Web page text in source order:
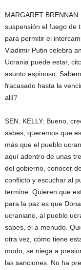
MARGARET
suspensión el fuego de
para permitir el
Vladimir Putin celebra
Ucrania puede estar,
asunto espinoso.
fracasado hasta la
allí?
SEN. KELLY: Bueno,
sabes, queremos que
más que el pueblo
aquí adentro de unas
del gobierno, conocer
conflicto y escuchar al
termine. Quieren que
para la paz es que
ucraniano, al pueblo
sabes, él a menudo.
otra vez, cómo tiene
modo, se niega a
las sanciones. No ha